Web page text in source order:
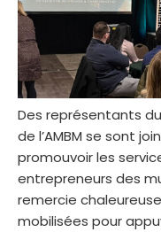
Des représentants du
de l’AMBM se sont
promouvoir les
entrepreneurs des
remercie
mobilisées pour